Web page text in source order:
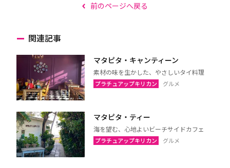
前のページへ戻る
関連記事
マタピタ・キャンティーン
素材の味を生かした、やさしいタイ料理
プラチュアップキリカン グルメ
マタピタ・ティー
海を望む、心地よいビーチサイドカフェ
プラチュアップキリカン グルメ